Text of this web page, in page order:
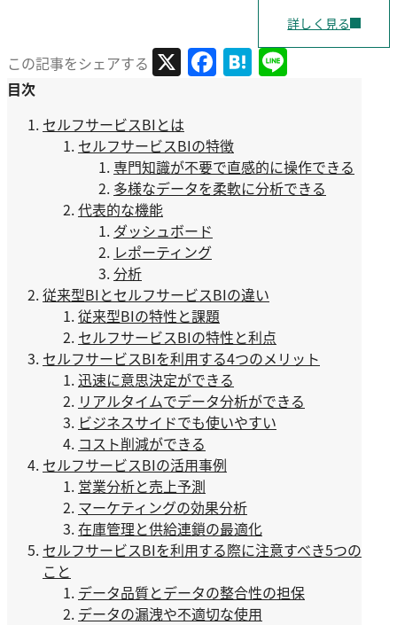
詳しく見る
この記事をシェアする X Facebook
Hatena
Line
目次
セルフサービスBIとは
セルフサービスBIの特徴
専門知識が不要で直感的に操作できる
多様なデータを柔軟に分析できる
代表的な機能
ダッシュボード
レポーティング
分析
従来型BIとセルフサービスBIの違い
従来型BIの特性と課題
セルフサービスBIの特性と利点
セルフサービスBIを利用する4つのメリット
迅速に意思決定ができる
リアルタイムでデータ分析ができる
ビジネスサイドでも使いやすい
コスト削減ができる
セルフサービスBIの活用事例
営業分析と売上予測
マーケティングの効果分析
在庫管理と供給連鎖の最適化
セルフサービスBIを利用する際に注意すべき5つの
こと
データ品質とデータの整合性の担保
データの漏洩や不適切な使用